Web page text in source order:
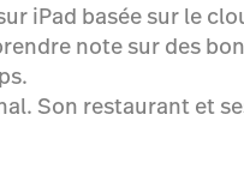
iPad basée sur le
note sur des
Son restaurant et